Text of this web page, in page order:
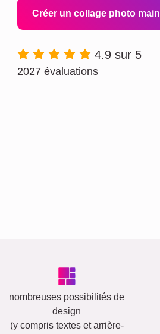
Créer un collage photo
4.9 sur 5
2027 évaluations
nombreuses possibilités de
design
(y compris textes et arrière-